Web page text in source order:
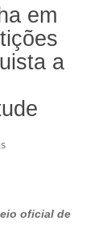
em
a
oficial de